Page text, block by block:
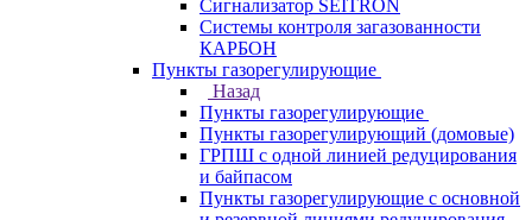
Сигнализатор SEITRON
Системы контроля загазованности
КАРБОН
Пункты газорегулирующие
Назад
Пункты газорегулирующие
Пункты газорегулирующий (домовые)
ГРПШ с одной линией редуцирования
и байпасом
Пункты газорегулирующие с основной